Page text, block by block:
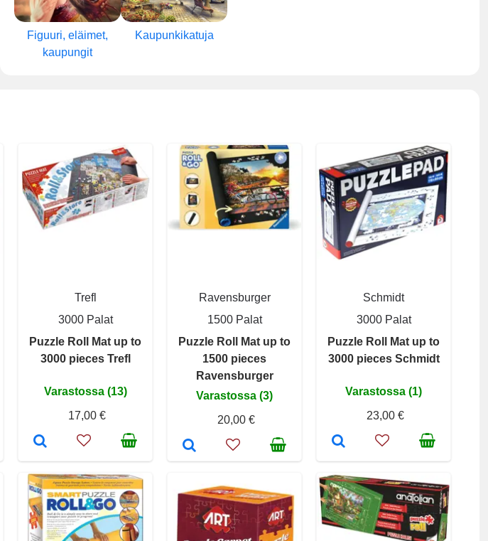
Figuuri, eläimet,
kaupungit
Kaupunkikatuja
Trefl
3000 Palat
Puzzle Roll Mat up to
3000 pieces Trefl
Varastossa (13)
17,00 €
Ravensburger
1500 Palat
Puzzle Roll Mat up to
1500 pieces
Ravensburger
Varastossa (3)
20,00 €
Schmidt
3000 Palat
Puzzle Roll Mat up to
3000 pieces Schmidt
Varastossa (1)
23,00 €